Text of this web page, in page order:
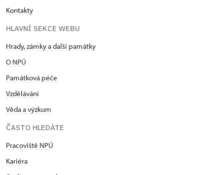
Kontakty
HLAVNÍ SEKCE WEBU
Hrady, zámky a další památky
O NPÚ
Památková péče
Vzdělávání
Věda a výzkum
ČASTO HLEDÁTE
Pracoviště NPÚ
Kariéra